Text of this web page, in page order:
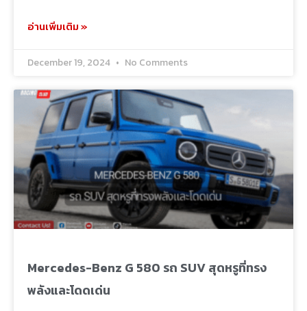
อ่านเพิ่มเติม »
December 19, 2024 No Comments
Mercedes-Benz G 580 รถ SUV สุดหรูที่ทรง
พลังและโดดเด่น